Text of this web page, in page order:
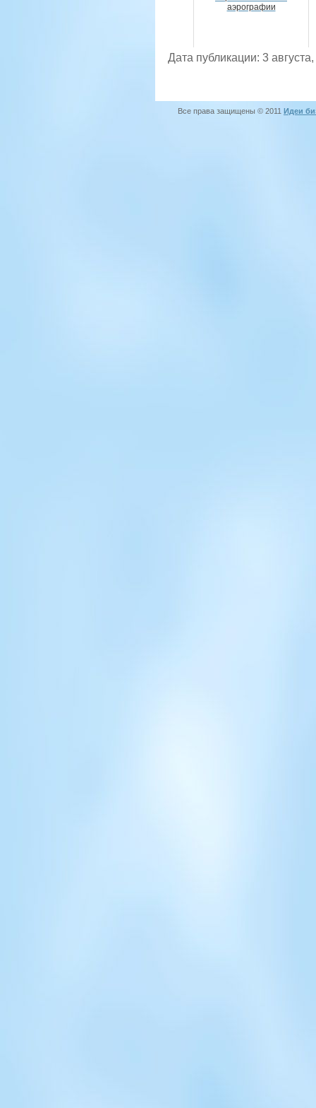
аэрографии
Дата публикации: 3
Все права защищены © 2011 Идеи